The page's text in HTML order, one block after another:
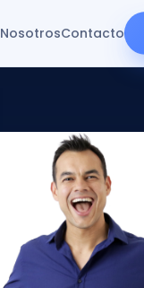
NosotrosContacto